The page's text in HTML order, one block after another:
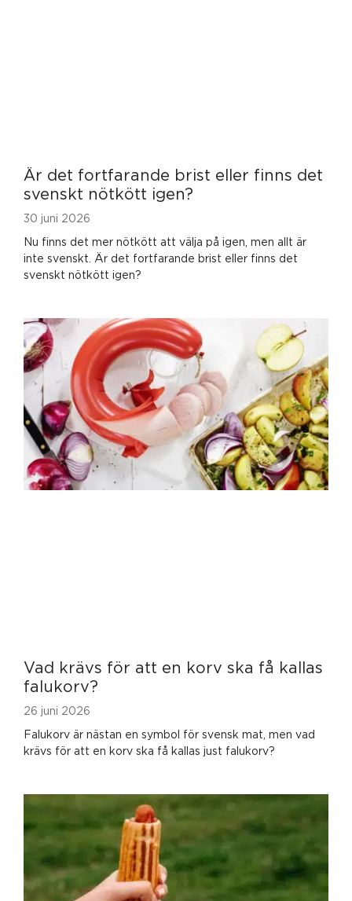
Är det fortfarande brist eller finns det
svenskt nötkött igen?
30 juni 2026
Nu finns det mer nötkött att välja på igen, men allt är
inte svenskt. Är det fortfarande brist eller finns det
svenskt nötkött igen?
Vad krävs för att en korv ska få kallas
falukorv?
26 juni 2026
Falukorv är nästan en symbol för svensk mat, men vad
krävs för att en korv ska få kallas just falukorv?